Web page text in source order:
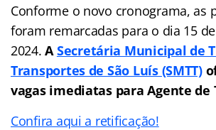
Conforme o novo cronograma, as
foram remarcadas para o dia 15
2024.ASecretária Municipal de
Transportes de São Luís (SMTT)
vagas imediatas para Agente de
Confira aqui a retificação!